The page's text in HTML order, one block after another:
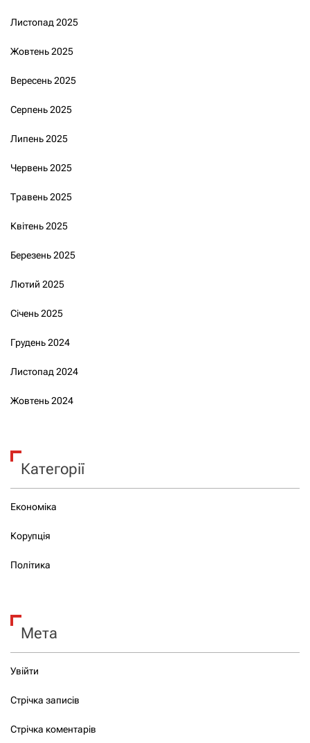
Листопад 2025
Жовтень 2025
Вересень 2025
Серпень 2025
Липень 2025
Червень 2025
Травень 2025
Квітень 2025
Березень 2025
Лютий 2025
Січень 2025
Грудень 2024
Листопад 2024
Жовтень 2024
Категорії
Економіка
Корупція
Політика
Мета
Увійти
Стрічка записів
Стрічка коментарів